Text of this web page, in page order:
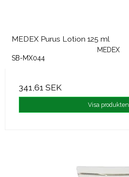
MEDEX Purus Lotion 125 ml
MEDEX
SB-MX044
341,61 SEK
Visa produkten